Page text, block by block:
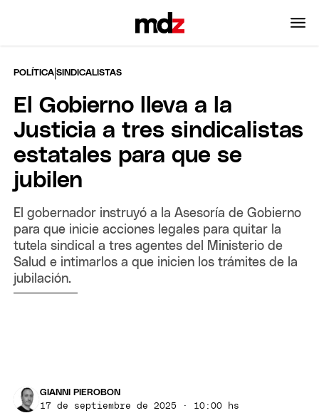
POLÍTICA |SINDICALISTAS
El Gobierno lleva a la
Justicia a tres sindicalistas
estatales para que se
jubilen
El gobernador instruyó a la Asesoría de Gobierno
para que inicie acciones legales para quitar la
tutela sindical a tres agentes del Ministerio de
Salud e intimarlos a que inicien los trámites de la
jubilación.
GIANNI PIEROBON
17 de septiembre de 2025 · 10:00 hs